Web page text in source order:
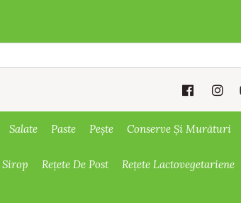
Salate Paste Pește Conserve Și Murături
Sirop Rețete De Post Rețete Lactovegetariene